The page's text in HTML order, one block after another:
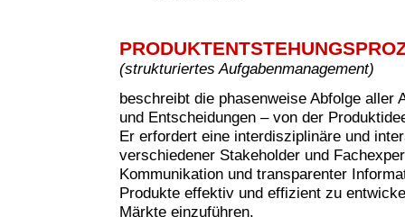
(strukturiertes Aufgabenmanagement)
beschreibt die phasenweise Abfolge aller
und Entscheidungen – von der
Er erfordert eine interdisziplinäre und
verschiedener Stakeholder und
Kommunikation und transparenter
Produkte effektiv und effizient zu
Märkte einzuführen.